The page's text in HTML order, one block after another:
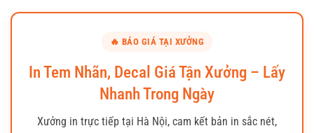
🔥 BÁO GIÁ TẠI XƯỞNG
In Tem Nhãn, Decal Giá Tận Xưởng – Lấy
Nhanh Trong Ngày
Xưởng in trực tiếp tại Hà Nội, cam kết bản in sắc nét,